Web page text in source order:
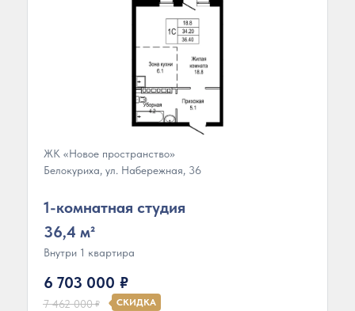
ЖК «Новое пространство»
Белокуриха, ул. Набережная, 36
1-комнатная студия
36,4 м²
Внутри 1 квартира
6 703 000 ₽
7 462 000 ₽ СКИДКА